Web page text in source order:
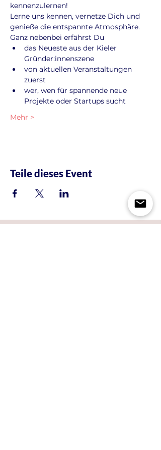
kennenzulernen!
Lerne uns kennen, vernetze Dich und
genieße die entspannte Atmosphäre.
Ganz nebenbei erfährst Du
das Neueste aus der Kieler
Gründer:innenszene
von aktuellen Veranstaltungen
zuerst
wer, wen für spannende neue
Projekte oder Startups sucht
Mehr >
Teile dieses Event